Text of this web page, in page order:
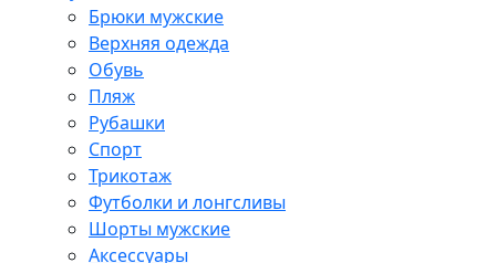
Брюки мужские
Верхняя одежда
Обувь
Пляж
Рубашки
Спорт
Трикотаж
Футболки и лонгсливы
Шорты мужские
Аксессуары